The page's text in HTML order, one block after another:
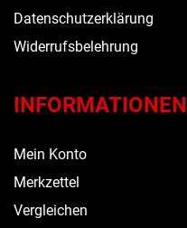
Datenschutzerklärung
Widerrufsbelehrung
INFORMATIONEN
Mein Konto
Merkzettel
Vergleichen